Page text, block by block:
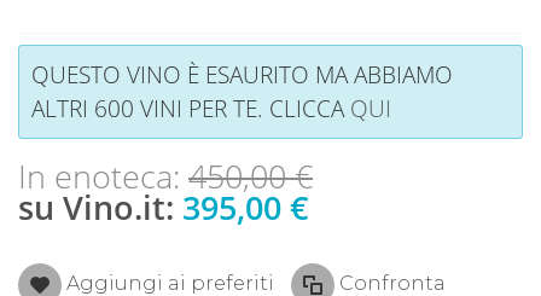
QUESTO VINO È ESAURITO MA ABBIAMO
ALTRI 600 VINI PER TE. CLICCAQUI
In enoteca: 450,00 €
su Vino.it: 395,00 €
Aggiungi ai preferiti Confronta